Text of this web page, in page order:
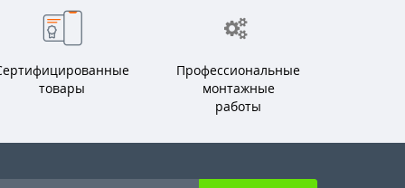
товары
Профессиональные
монтажные
работы